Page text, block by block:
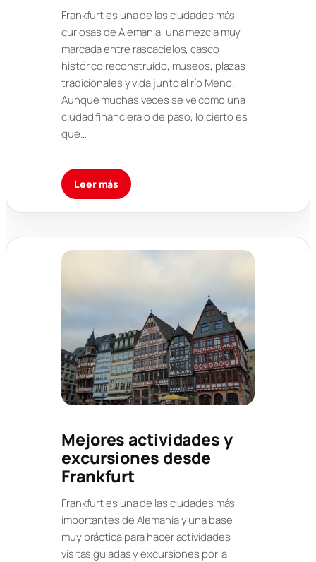
Frankfurt es una de las ciudades más
curiosas de Alemania, una mezcla muy
marcada entre rascacielos, casco
histórico reconstruido, museos, plazas
tradicionales y vida junto al río Meno.
Aunque muchas veces se ve como una
ciudad financiera o de paso, lo cierto es
que…
Leer más
Mejores actividades y
excursiones desde
Frankfurt
Frankfurt es una de las ciudades más
importantes de Alemania y una base
muy práctica para hacer actividades,
visitas guiadas y excursiones por la